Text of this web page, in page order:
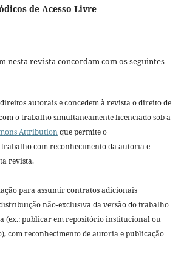
de Acesso Livre
nesta revista concordam com os seguintes
autorais e concedem à revista o direito de
o trabalho simultaneamente licenciado sob a
Attributionque permite o
com reconhecimento da autoria e
revista.
para assumir contratos adicionais
não-exclusiva da versão do trabalho
(ex.: publicar em repositório institucional ou
com reconhecimento de autoria e publicação